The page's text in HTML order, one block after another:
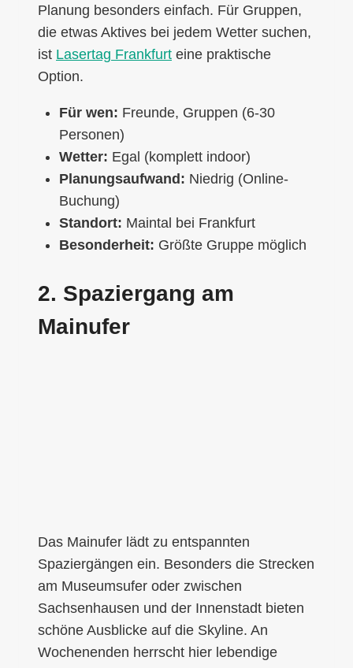
Planung besonders einfach. Für Gruppen,
die etwas Aktives bei jedem Wetter suchen,
ist Lasertag Frankfurt eine praktische
Option.
Für wen: Freunde, Gruppen (6-30
Personen)
Wetter: Egal (komplett indoor)
Planungsaufwand: Niedrig (Online-
Buchung)
Standort: Maintal bei Frankfurt
Besonderheit: Größte Gruppe möglich
2. Spaziergang am
Mainufer
Das Mainufer lädt zu entspannten
Spaziergängen ein. Besonders die Strecken
am Museumsufer oder zwischen
Sachsenhausen und der Innenstadt bieten
schöne Ausblicke auf die Skyline. An
Wochenenden herrscht hier lebendige